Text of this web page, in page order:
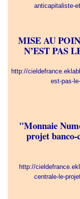
anticapitaliste-
MISE AU
N’EST PAS
http://
est-pas-
"Monnaie
projet
http://
centrale-le-